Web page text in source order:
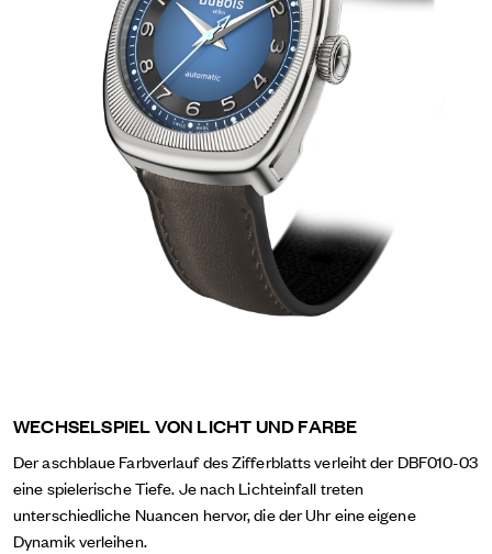
WECHSELSPIEL VON LICHT UND FARBE
Der aschblaue Farbverlauf des Zifferblatts verleiht der DBF010-03
eine spielerische Tiefe. Je nach Lichteinfall treten
unterschiedliche Nuancen hervor, die der Uhr eine eigene
Dynamik verleihen.